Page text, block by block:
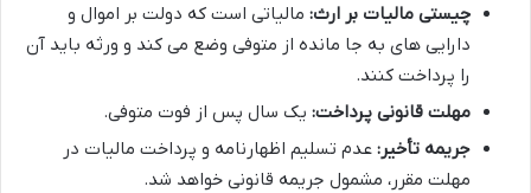
چیستی مالیات بر ارث: مالیاتی است که دولت بر اموال و
دارایی های به جا مانده از متوفی وضع می کند و ورثه باید آن
را پرداخت کنند.
مهلت قانونی پرداخت: یک سال پس از فوت متوفی.
جریمه تأخیر: عدم تسلیم اظهارنامه و پرداخت مالیات در
مهلت مقرر، مشمول جریمه قانونی خواهد شد.